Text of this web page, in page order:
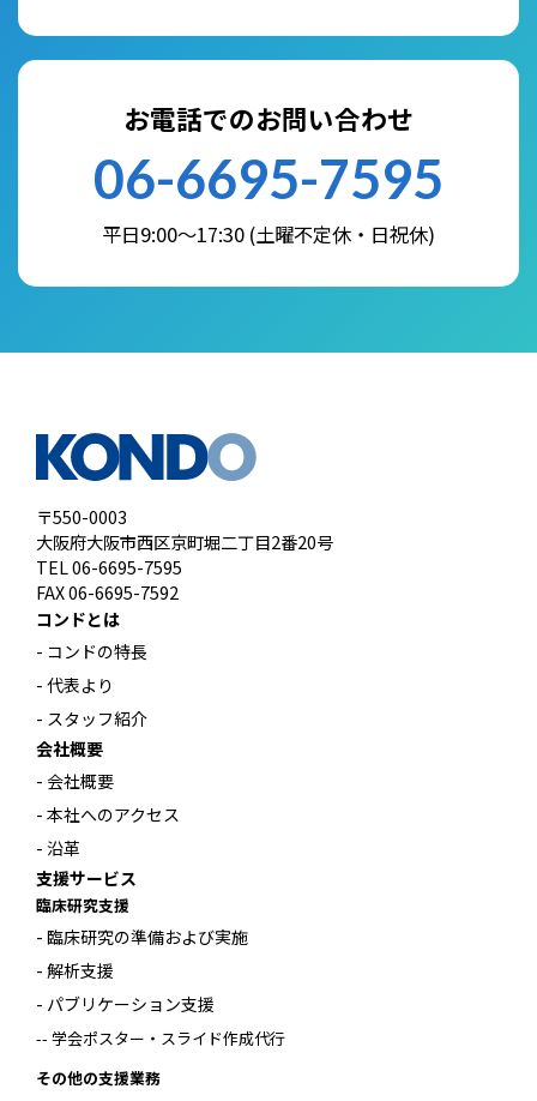
お電話でのお問い合わせ
06-6695-7595
平日9:00～17:30 (土曜不定休・日祝休)
〒550-0003
大阪府大阪市西区京町堀二丁目2番20号
TEL 06-6695-7595
FAX 06-6695-7592
コンドとは
- コンドの特長
- 代表より
- スタッフ紹介
会社概要
- 会社概要
- 本社へのアクセス
- 沿革
支援サービス
臨床研究支援
- 臨床研究の準備および実施
- 解析支援
- パブリケーション支援
-- 学会ポスター・スライド作成代行
その他の支援業務